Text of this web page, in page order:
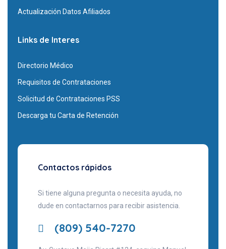
Actualización Datos Afiliados
Links de Interes
Directorio Médico
Requisitos de Contrataciones
Solicitud de Contrataciones PSS
Descarga tu Carta de Retención
Contactos rápidos
Si tiene alguna pregunta o necesita ayuda, no
dude en contactarnos para recibir asistencia.
(809) 540-7270